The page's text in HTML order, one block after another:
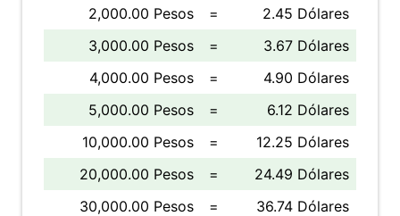
2,000.00 Pesos
=
2.45 Dólares
3,000.00 Pesos
=
3.67 Dólares
4,000.00 Pesos
=
4.90 Dólares
5,000.00 Pesos
=
6.12 Dólares
10,000.00 Pesos
=
12.25 Dólares
20,000.00 Pesos
=
24.49 Dólares
30,000.00 Pesos
=
36.74 Dólares